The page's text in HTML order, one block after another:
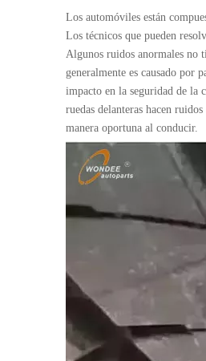
Los automóviles están
Los técnicos que pueden
Algunos ruidos anormales no
generalmente es causado por
impacto en la seguridad de la
ruedas delanteras hacen
manera oportuna al conducir.